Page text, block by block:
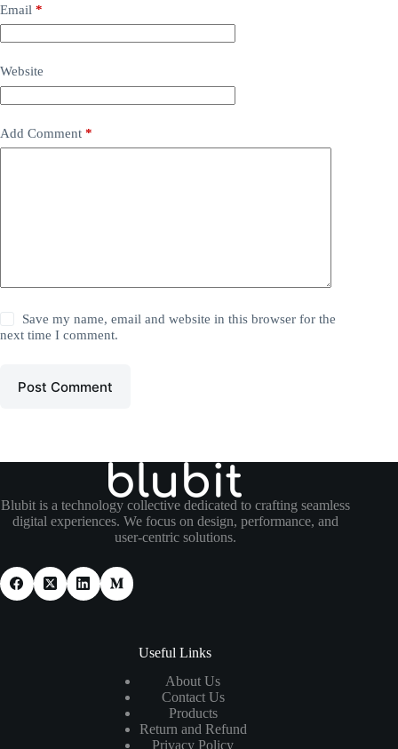
Email *
Website
Add Comment *
Save my name, email and website in this browser for the
next time I comment.
Post Comment
Blubit is a technology collective dedicated to crafting seamless
digital experiences. We focus on design, performance, and
user-centric solutions.
Useful Links
About Us
Contact Us
Products
Return and Refund
Privacy Policy